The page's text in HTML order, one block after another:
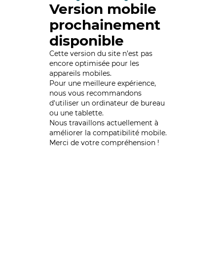
Version mobile
prochainement
disponible
Cette version du site n’est pas
encore optimisée pour les
appareils mobiles.
Pour une meilleure expérience,
nous vous recommandons
d'utiliser un ordinateur de bureau
ou une tablette.
Nous travaillons actuellement à
améliorer la compatibilité mobile.
Merci de votre compréhension !